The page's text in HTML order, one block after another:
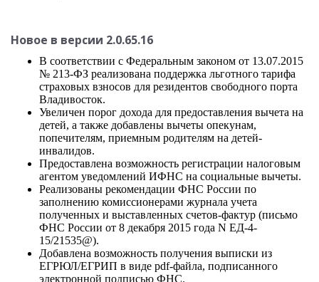
Новое в версии 2.0.65.16
В соответствии с Федеральным законом от 13.07.2015
№ 213-ФЗ реализована поддержка льготного тарифа
страховых взносов для резидентов свободного порта
Владивосток.
Увеличен порог дохода для предоставления вычета на
детей, а также добавлены вычеты опекунам,
попечителям, приемным родителям на детей-
инвалидов.
Предоставлена возможность регистрации налоговым
агентом уведомлений ИФНС на социальные вычеты.
Реализованы рекомендации ФНС России по
заполнению комиссионерами журнала учета
полученных и выставленных счетов-фактур (письмо
ФНС России от 8 декабря 2015 года N ЕД-4-
15/21535@).
Добавлена возможность получения выписки из
ЕГРЮЛ/ЕГРИП в виде pdf-файла, подписанного
электронной подписью ФНС.